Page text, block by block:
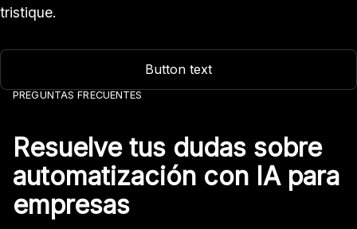
tristique.
Button text
PREGUNTAS FRECUENTES
Resuelve tus dudas sobre
automatización con IA para
empresas